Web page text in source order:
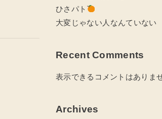
ひさパト
大変じゃない人なんていない
Recent Comments
表示できるコメントはありま
Archives